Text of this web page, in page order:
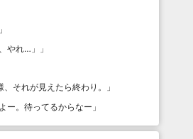
」
やれ…」
」
、それが見えたら終わり。
」
ー。待ってるからなー 」